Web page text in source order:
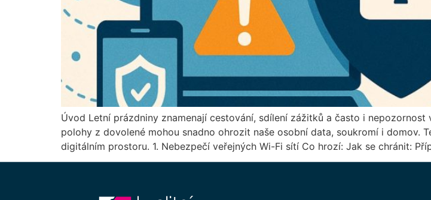
Úvod Letní prázdniny znamenají cestování, sdílení zážitků a často i nepozornost
polohy z dovolené mohou snadno ohrozit naše osobní data, soukromí i domov.
digitálním prostoru. 1. Nebezpečí veřejných Wi-Fi sítí Co hrozí: Jak se chránit: